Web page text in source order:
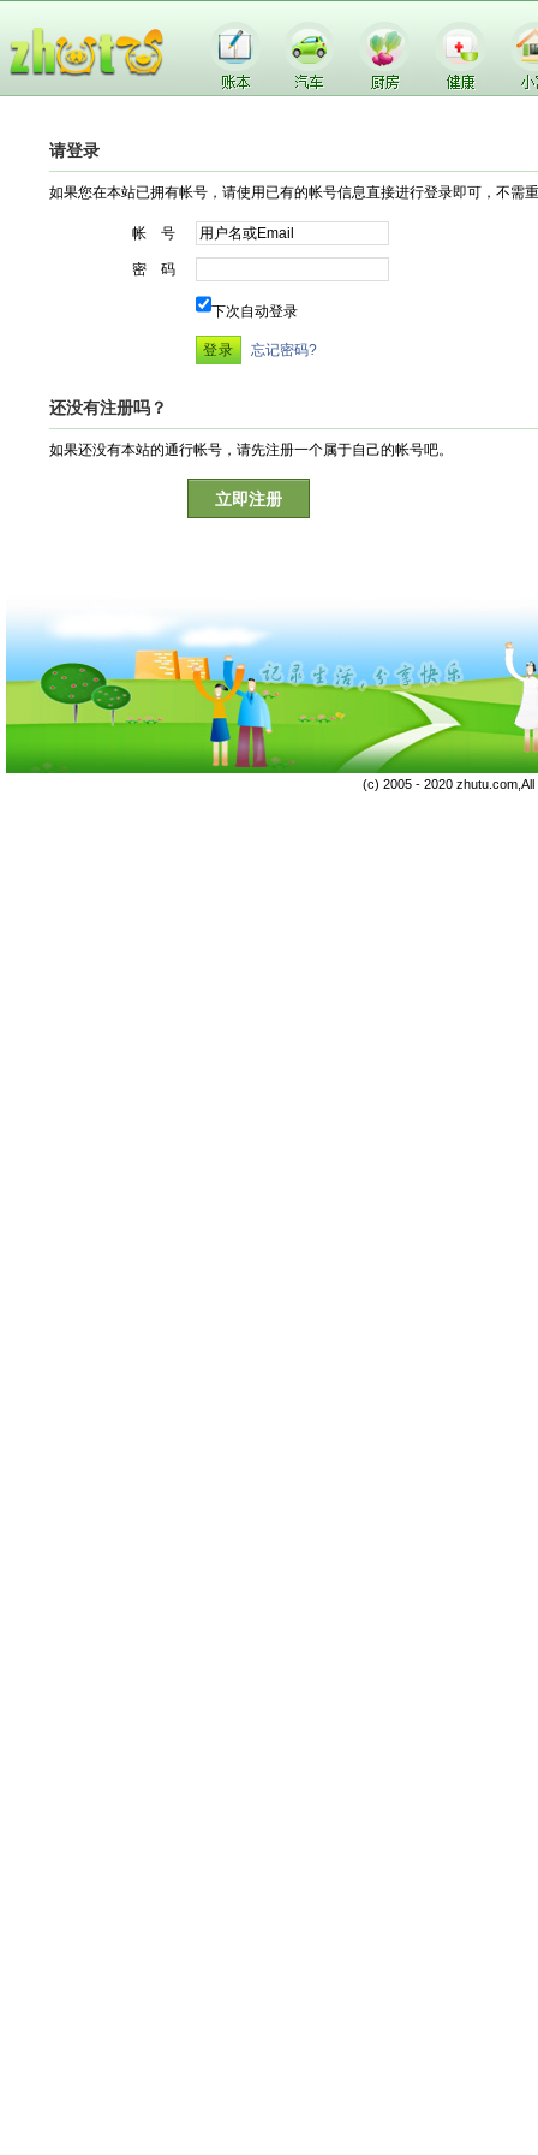
请登录
如果您在本站已拥有帐号，请使用已有的帐号信息直接进行登录即可，不需
帐 号
密 码
下次自动登录
忘记密码?
还没有注册吗？
如果还没有本站的通行帐号，请先注册一个属于自己的帐号吧。
立即注册
(c) 2005 - 2020